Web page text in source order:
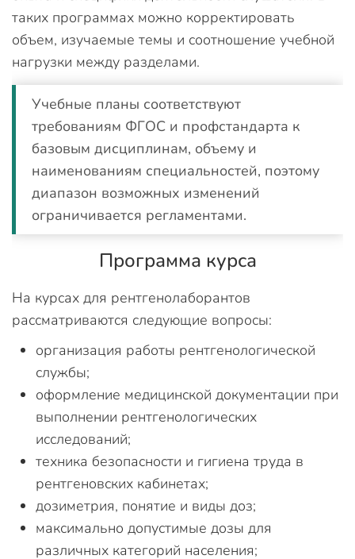
таких программах можно корректировать
объем, изучаемые темы и соотношение учебной
нагрузки между разделами.
Учебные планы соответствуют
требованиям ФГОС и профстандарта к
базовым дисциплинам, объему и
наименованиям специальностей, поэтому
диапазон возможных изменений
ограничивается регламентами.
Программа курса
На курсах для рентгенолаборантов
рассматриваются следующие вопросы:
организация работы рентгенологической
службы;
оформление медицинской документации при
выполнении рентгенологических
исследований;
техника безопасности и гигиена труда в
рентгеновских кабинетах;
дозиметрия, понятие и виды доз;
максимально допустимые дозы для
различных категорий населения;